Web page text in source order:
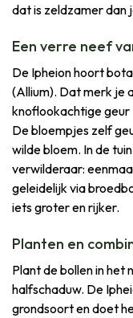
dat is zeldzamer dan
Een verre neef
De Ipheion hoort
(Allium). Dat merk je
knoflookachtige
De bloempjes zelf
wilde bloem. In de
verwilderaar:
geleidelijk via
iets groter en rijker.
Planten en
Plant de bollen in het
halfschaduw. De
grondsoort en doet